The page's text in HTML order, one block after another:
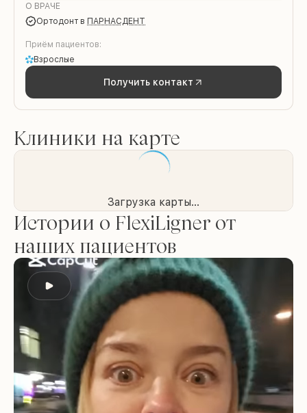
О ВРАЧЕ
Ортодонт в ПАРНАСДЕНТ
Приём пациентов:
Взрослые
Получить контакт
Клиники на карте
Загрузка карты...
Истории о FlexiLigner от
наших пациентов